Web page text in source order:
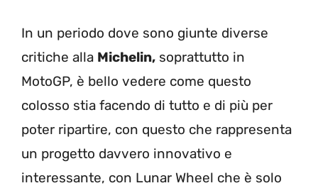
In un periodo dove sono giunte diverse
critiche alla Michelin, soprattutto in
MotoGP, è bello vedere come questo
colosso stia facendo di tutto e di più per
poter ripartire, con questo che rappresenta
un progetto davvero innovativo e
interessante, con Lunar Wheel che è solo